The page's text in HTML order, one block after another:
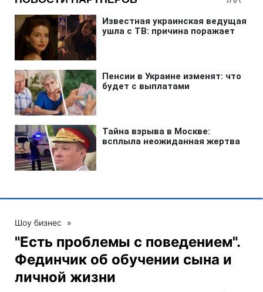
Шоу бизнес »
"Есть проблемы с поведением".
Фединчик об обучении сына и
личной жизни